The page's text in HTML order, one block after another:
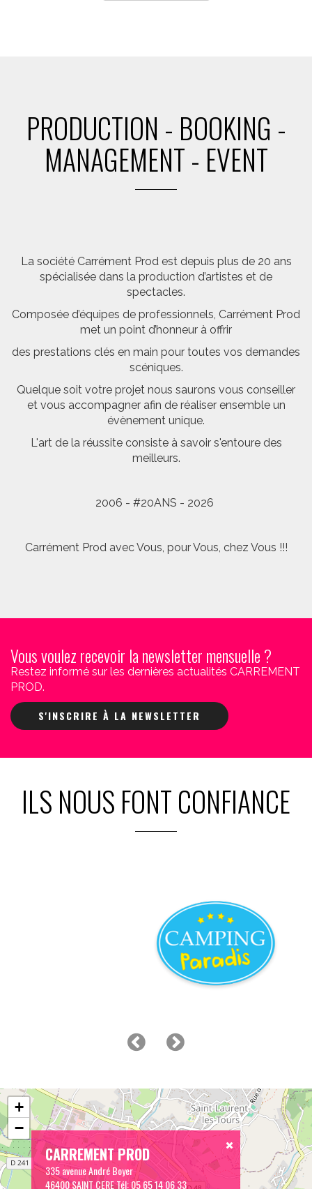
PRODUCTION - BOOKING -
MANAGEMENT - EVENT
La société Carrément Prod est depuis plus de 20 ans
spécialisée dans la production d’artistes et de
spectacles.
Composée d’équipes de professionnels, Carrément Prod
met un point d’honneur à offrir
des prestations clés en main pour toutes vos demandes
scéniques.
Quelque soit votre projet nous saurons vous conseiller
et vous accompagner afin de réaliser ensemble un
évènement unique.
L'art de la réussite consiste à savoir s'entoure des
meilleurs.
2006 - #20ANS - 2026
Carrément Prod avec Vous, pour Vous, chez Vous !!!
Vous voulez recevoir la newsletter mensuelle ?
Restez informé sur les dernières actualités CARREMENT
PROD.
S'INSCRIRE À LA NEWSLETTER
ILS NOUS FONT CONFIANCE
CARREMENT PROD
335 avenue André Boyer
46400 SAINT CERETél:05 65 14 06 33
+
−